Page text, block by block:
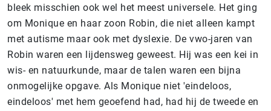
bleek misschien ook wel het meest universele. Het ging
om Monique en haar zoon Robin, die niet alleen kampt
met autisme maar ook met dyslexie. De vwo-jaren van
Robin waren een lijdensweg geweest. Hij was een kei in
wis- en natuurkunde, maar de talen waren een bijna
onmogelijke opgave. Als Monique niet 'eindeloos,
eindeloos' met hem geoefend had, had hij de tweede en